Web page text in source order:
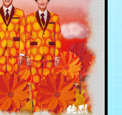
らせ ムービー
MOVIE
ブ